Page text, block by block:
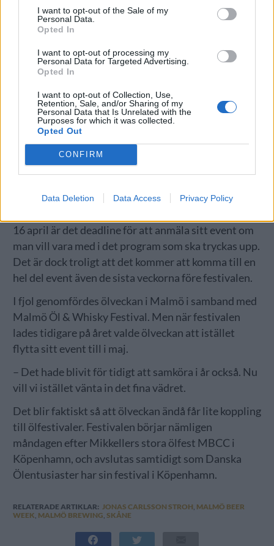
I want to opt-out of the Sale of my
Personal Data.
Opted In
I want to opt-out of processing my
Personal Data for Targeted Advertising.
Opted In
I want to opt-out of Collection, Use,
Retention, Sale, and/or Sharing of my
Personal Data that Is Unrelated with the
Purposes for which it was collected.
Opted Out
CONFIRM
Data Deletion Data Access Privacy Policy
16 april är det deadline för att anmäla sitt event om
man vill vara med i det program som ska tryckas upp.
Det är dock troligt att det kommer att komma till en
hel del event även de sista veckorna före festivalen.
I fjol genomfördes ölveckan i Malmö i samband med
Malmö Öl & Whisky Festival. Men när festivalen
lades tidigare på året valde ölveckan att istället
flytta sitt event till i maj.
– Det hade blivit för tidigt att samköra i år också. Nu
vill vi istället vänta in det fina vädret.
Det blir faktiskt så att ölveckan ändå får lite koppling
till ölfestivaler. Festivalen börjar nämligen
måndagen efter Mikkellers stora ölfest MBCC i
Köpenhamn, och avslutas samtidigt som Danska
Ölentusiaster har sin festival i Köpenhamn.
RELATERADE ARTIKLAR: JONAS CARLSSON STROH, MALMÖ BEER
WEEK, MALMÖ BREWING, SKÅNE